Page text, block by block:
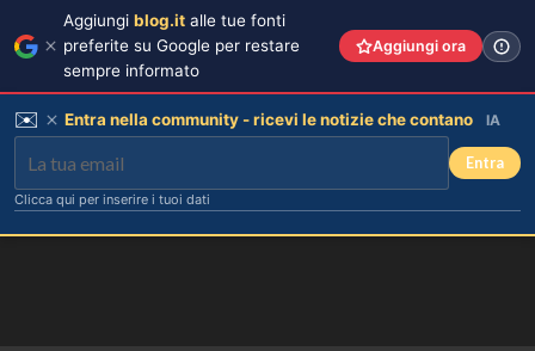
Aggiungi blog.it alle tue fonti
preferite su Google per restare
sempre informato
Aggiungi ora
✉️ Entra nella community - ricevi le notizie che contano IA
Entra
Clicca qui per inserire i tuoi dati